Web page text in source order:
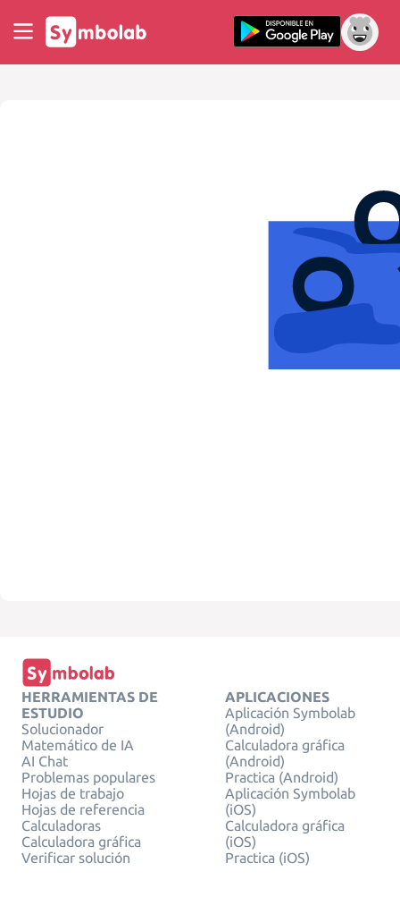
HERRAMIENTAS DE
ESTUDIO
Solucionador
Matemático de IA
AI Chat
Problemas populares
Hojas de trabajo
Hojas de referencia
Calculadoras
Calculadora gráfica
Verificar solución
APLICACIONES
Aplicación Symbolab
(Android)
Calculadora gráfica
(Android)
Practica (Android)
Aplicación Symbolab
(iOS)
Calculadora gráfica
(iOS)
Practica (iOS)